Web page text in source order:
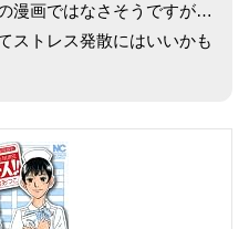
漫画ではなさそうですが…
ストレス発散にはいいかも